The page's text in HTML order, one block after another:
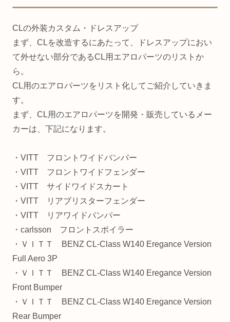
CLの外装カスタム・ドレスアップ
まず、CLを改造するにあたって、ドレスアップにおい
て外せない部分であるCL用エアロパーツのリストか
ら。
CL用のエアロパーツをリスト化してご紹介していきま
す。
まず、CL用のエアロパーツを開発・販売しているメー
カーは、下記になります。
・VITT フロントワイドバンパー
・VITT フロントワイドフェンダー
・VITT サイドワイドスカート
・VITT リアブリスターフェンダー
・VITT リアワイドバンパー
・carlsson フロントスポイラー
・ＶＩＴＴ BENZ CL-Class W140 Eregance Version
Full Aero 3P
・ＶＩＴＴ BENZ CL-Class W140 Eregance Version
Front Bumper
・ＶＩＴＴ BENZ CL-Class W140 Eregance Version
Rear Bumper